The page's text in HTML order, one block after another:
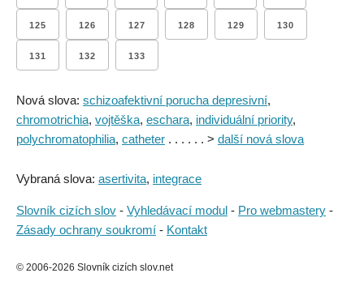
125 126 127 128 129 130
131 132 133
Nová slova: schizoafektivní porucha depresivní,
chromotrichia, vojtěška, eschara, individuální priority,
polychromatophilia, catheter . . . . . . > další nová slova
Vybraná slova: asertivita, integrace
Slovník cizích slov - Vyhledávací modul - Pro webmastery -
Zásady ochrany soukromí - Kontakt
© 2006-2026 Slovník cizích slov.net